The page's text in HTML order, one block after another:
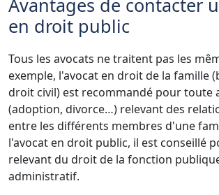
en droit public
Tous les avocats ne traitent pas les
exemple, l'avocat en droit de la famille
droit civil) est recommandé pour toute
(adoption, divorce…) relevant des
entre les différents membres d'une
l'avocat en droit public, il est conseillé
relevant du droit de la fonction
administratif.